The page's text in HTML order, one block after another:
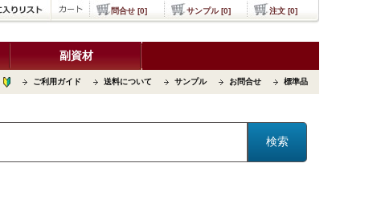
副資材
ご利用ガイド 送料について サンプル お問合せ 標準品
問合せ [0] サンプル [0] 注文 [0]